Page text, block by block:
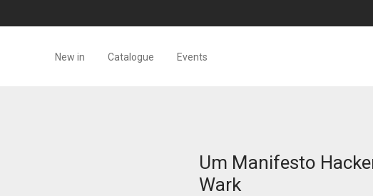
New in Catalogue Events
Um Manifesto
Wark